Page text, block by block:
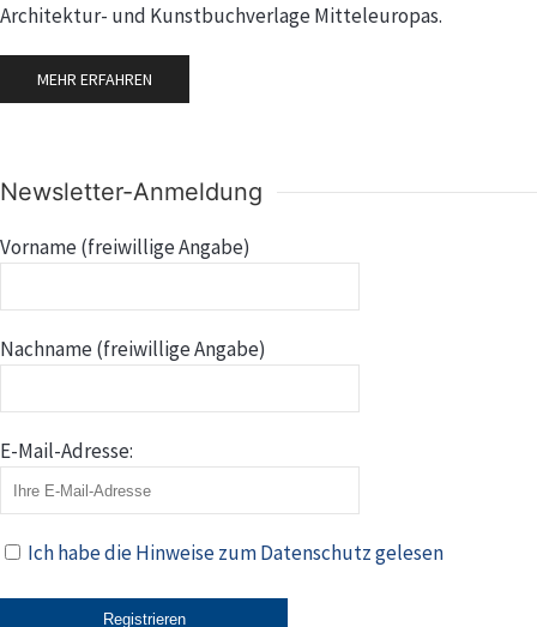
Architektur- und Kunstbuchverlage Mitteleuropas.
MEHR ERFAHREN
Newsletter-Anmeldung
Vorname (freiwillige Angabe)
Nachname (freiwillige Angabe)
E-Mail-Adresse:
Ich habe die Hinweise zum Datenschutz gelesen